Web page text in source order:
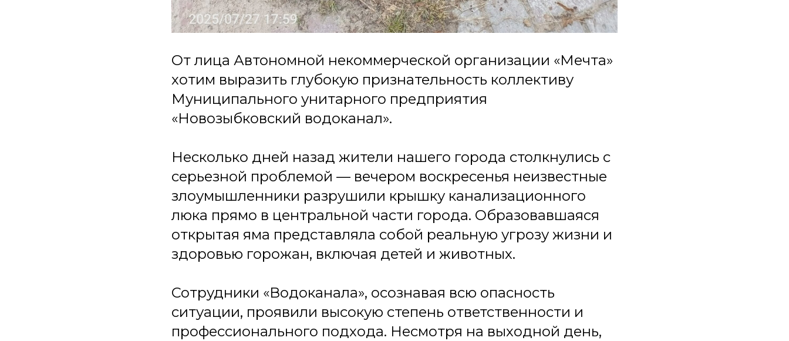
От лица Автономной некоммерческой организации «Мечта»
хотим выразить глубокую признательность коллективу
Муниципального унитарного предприятия
«Новозыбковский водоканал».
Несколько дней назад жители нашего города столкнулись с
серьезной проблемой — вечером воскресенья неизвестные
злоумышленники разрушили крышку канализационного
люка прямо в центральной части города. Образовавшаяся
открытая яма представляла собой реальную угрозу жизни и
здоровью горожан, включая детей и животных.
Сотрудники «Водоканала», осознавая всю опасность
ситуации, проявили высокую степень ответственности и
профессионального подхода. Несмотря на выходной день,